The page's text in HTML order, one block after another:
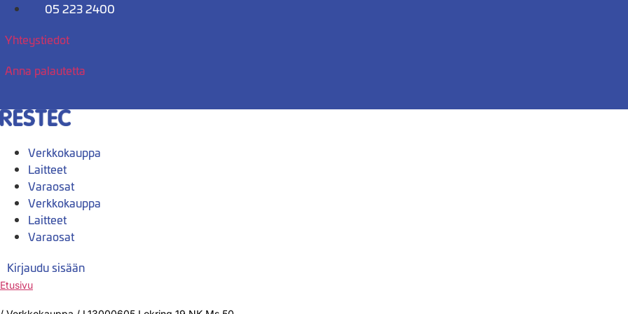
Mene
05 223 2400
Yhteystiedot
Anna palautetta
Verkkokauppa
Laitteet
Varaosat
Verkkokauppa
Laitteet
Varaosat
Kirjaudu sisään
Etusivu